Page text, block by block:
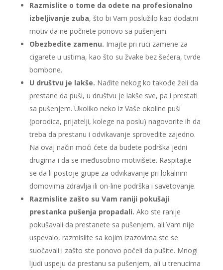
Razmislite o tome da odete na profesionalno
izbeljivanje zuba, što bi Vam poslužilo kao dodatni
motiv da ne počnete ponovo sa pušenjem.
Obezbedite zamenu. Imajte pri ruci zamene za
cigarete u ustima, kao što su žvake bez šećera, tvrde
bombone.
U društvu je lakše. Nađite nekog ko takođe želi da
prestane da puši, u društvu je lakše sve, pa i prestati
sa pušenjem. Ukoliko neko iz Vaše okoline puši
(porodica, prijatelji, kolege na poslu) nagovorite ih da
treba da prestanu i odvikavanje sprovedite zajedno.
Na ovaj način moći ćete da budete podrška jedni
drugima i da se međusobno motivišete. Raspitajte
se da li postoje grupe za odvikavanje pri lokalnim
domovima zdravlja ili on-line podrška i savetovanje.
Razmislite zašto su Vam raniji pokušaji
prestanka pušenja propadali. Ako ste ranije
pokušavali da prestanete sa pušenjem, ali Vam nije
uspevalo, razmislite sa kojim izazovima ste se
suočavali i zašto ste ponovo počeli da pušite. Mnogi
ljudi uspeju da prestanu sa pušenjem, ali u trenucima